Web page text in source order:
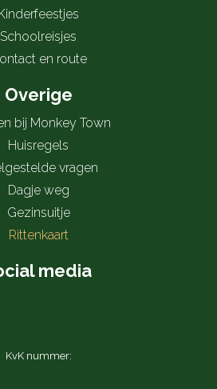
Schoolreisjes
en route
Overige
bij Monkey Town
Huisregels
vragen
Dagje weg
Gezinsuitje
Rittenkaart
media
KvK nummer: